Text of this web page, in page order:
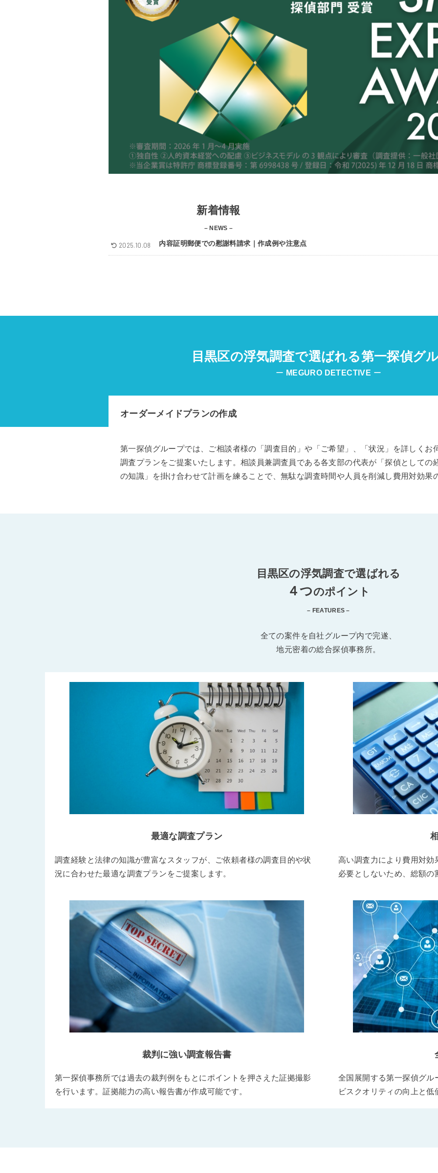
新着情報
– NEWS –
内容証明郵便での慰謝料請求｜作成例や注意点
2025.10.08
目黒区の浮気調査で選ばれる第一探偵グ
ー MEGURO DETECTIVE ー
オーダーメイドプランの作成
第一探偵グループでは、ご相談者様の「調査目的」や「ご希望」、「状況」を詳しくお
調査プランをご提案いたします。相談員兼調査員である各支部の代表が「探偵としての
の知識」を掛け合わせて計画を練ることで、無駄な調査時間や人員を削減し費用対効果
目黒区の浮気調査で選ばれる
４つのポイント
– FEATURES –
全ての案件を自社グループ内で完遂、
地元密着の総合探偵事務所。
最適な調査プラン
調査経験と法律の知識が豊富なスタッフが、ご依頼者様の調査目的や状
況に合わせた最適な調査プランをご提案します。
高い調査力により費用対
必要としないため、総額
裁判に強い調査報告書
第一探偵事務所では過去の裁判例をもとにポイントを押さえた証拠撮影
を行います。証拠能力の高い報告書が作成可能です。
全国展開する第一探偵グ
ビスクオリティの向上と